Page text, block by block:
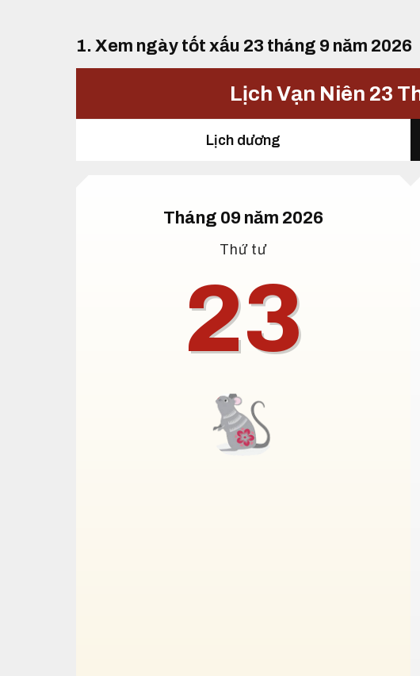
1. Xem ngày tốt xấu 23 tháng 9 năm 2026
Lịch Vạn Niên 23
Lịch dương
Tháng 09 năm 2026
Thứ tư
23